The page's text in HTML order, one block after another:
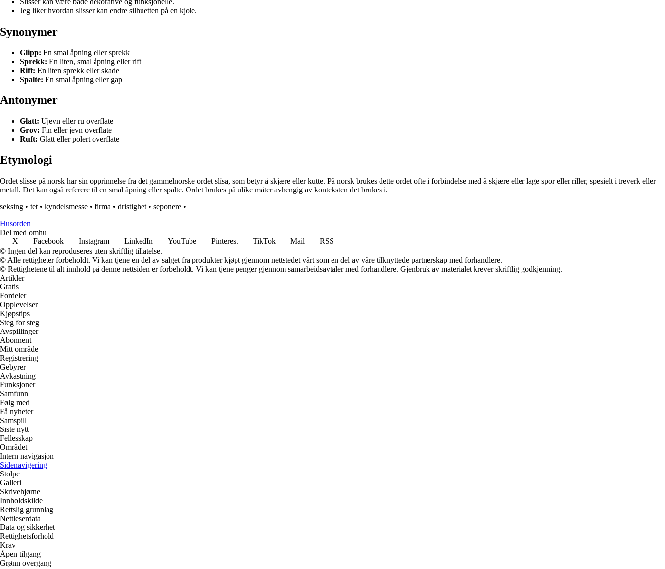
Jeg liker hvordan slisser kan endre silhuetten på en kjole.
Synonymer
Glipp: En smal åpning eller sprekk
Sprekk: En liten, smal åpning eller rift
Rift: En liten sprekk eller skade
Spalte: En smal åpning eller gap
Antonymer
Glatt: Ujevn eller ru overflate
Grov: Fin eller jevn overflate
Ruft: Glatt eller polert overflate
Etymologi
Ordet slisse på norsk har sin opprinnelse fra det gammelnorske ordet slísa, som betyr å skjære eller kutte. På norsk brukes dette ordet ofte i forbindelse med å skjære eller lage spor eller riller, spesielt i treverk eller
metall. Det kan også referere til en smal åpning eller spalte. Ordet brukes på ulike måter avhengig av konteksten det brukes i.
seksing • tet • kyndelsmesse • firma • dristighet • seponere •
Husorden
Del med omhu
X
Facebook Instagram LinkedIn YouTube Pinterest TikTok Mail
RSS
© Ingen del kan reproduseres uten skriftlig tillatelse.
© Alle rettigheter forbeholdt. Vi kan tjene en del av salget fra produkter kjøpt gjennom nettstedet vårt som en del av våre tilknyttede partnerskap med forhandlere.
© Rettighetene til alt innhold på denne nettsiden er forbeholdt. Vi kan tjene penger gjennom samarbeidsavtaler med forhandlere. Gjenbruk av materialet krever skriftlig godkjenning.
Artikler
Gratis
Fordeler
Opplevelser
Kjøpstips
Steg for steg
Avspillinger
Abonnent
Mitt område
Registrering
Gebyrer
Avkastning
Funksjoner
Samfunn
Følg med
Få nyheter
Samspill
Siste nytt
Fellesskap
Området
Intern navigasjon
Sidenavigering
Stolpe
Galleri
Skrivehjørne
Innholdskilde
Rettslig grunnlag
Nettleserdata
Data og sikkerhet
Rettighetsforhold
Krav
Åpen tilgang
Grønn overgang